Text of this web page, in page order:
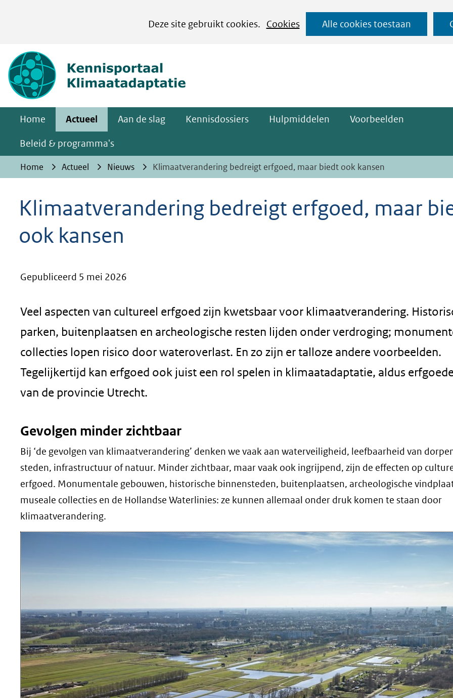
Deze site gebruikt cookies.
Cookies
kan
het
gebruik
van
cookies
deze
website
toegestaan
geweigerd.
Alle cookies toestaan
Ga
naar
Home Actueel Aan de slag Kennisdossiers Hulpmiddelen Voorbeelden
Beleid & programma's
Home Actueel Nieuws Klimaatverandering bedreigt erfgoed, maar biedt ook kansen
Klimaatverandering bedreigt erfgoed, maar
ook kansen
Gepubliceerd 5 mei 2026
Veel aspecten van cultureel erfgoed zijn kwetsbaar voor klimaatverandering.
parken, buitenplaatsen en archeologische resten lijden onder verdroging;
collecties lopen risico door wateroverlast. En zo zijn er talloze andere voorbeelden.
Tegelijkertijd kan erfgoed ook juist een rol spelen in klimaatadaptatie, aldus
van de provincie Utrecht.
Gevolgen minder zichtbaar
Bij ‘de gevolgen van klimaatverandering’ denken we vaak aan waterveiligheid, leefbaarheid van
steden, infrastructuur of natuur. Minder zichtbaar, maar vaak ook ingrijpend, zijn de effecten op
erfgoed. Monumentale gebouwen, historische binnensteden, buitenplaatsen, archeologische
museale collecties en de Hollandse Waterlinies: ze kunnen allemaal onder druk komen te staan door
klimaatverandering.